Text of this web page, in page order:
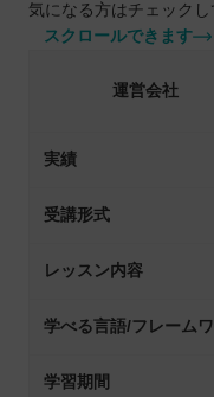
気になる方はチェックし
スクロールできます
運営会社
実績
受講形式
レッスン内容
学べる言語/フレーム
学習期間